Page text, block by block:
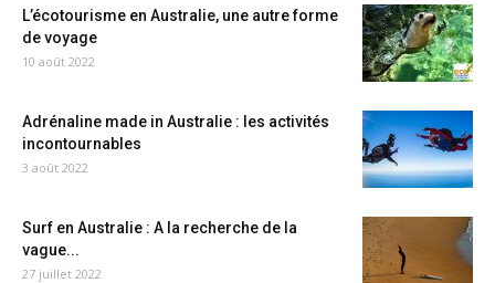
L’écotourisme en Australie, une autre forme
de voyage
10 août 2022
Adrénaline made in Australie : les activités
incontournables
3 août 2022
Surf en Australie : A la recherche de la
vague...
27 juillet 2022